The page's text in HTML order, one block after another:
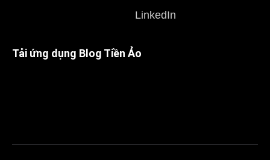
LinkedIn
Tải ứng dụng Blog Tiền Ảo